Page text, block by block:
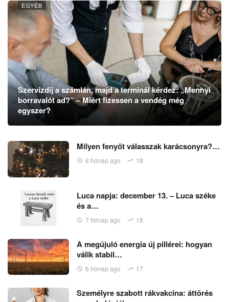
EGYÉB
Szervízdíj a számlán, majd a terminál kérdez: „Mennyi
borravalót ad?” – Miért fizessen a vendég még
egyszer?
Milyen fenyőt válasszak karácsonyra?…
6 hónap ago 18
Luca napja: december 13. – Luca széke
és a…
7 hónap ago 18
A megújuló energia új pillérei: hogyan
válik stabil…
6 hónap ago 17
Személyre szabott rákvakcina: áttörés